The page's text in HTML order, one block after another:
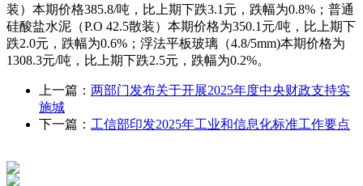
装）本期价格385.8/吨，比上期下跌3.1元，跌幅为0.8%；普通
硅酸盐水泥（P.O 42.5散装）本期价格为350.1元/吨，比上期下
跌2.0元，跌幅为0.6%；浮法平板玻璃（4.8/5mm)本期价格为
1308.3元/吨，比上期下跌2.5元，跌幅为0.2%。
上一篇： 两部门发布关于开展2025年度中央财政支持实
施城
下一篇： 工信部印发2025年工业和信息化标准工作要点